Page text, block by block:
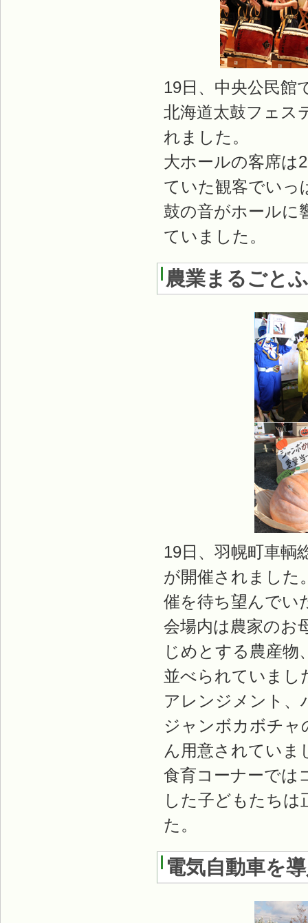
19日、中央公民館
北海道太鼓フェス
れました。
大ホールの客席は
ていた観客でいっ
鼓の音がホールに
ていました。
農業まるごと
19日、羽幌町車輌
が開催されました
催を待ち望んでい
会場内は農家のお
じめとする農産
並べられていまし
アレンジメント、
ジャンボカボチャ
ん用意されていま
食育コーナーでは
した子どもたち
た。
電気自動車を